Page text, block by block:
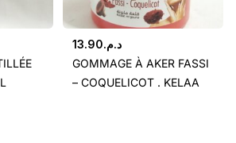
د.م.13.90
GOMMAGE À AKER FASSI
– COQUELICOT . KELAA